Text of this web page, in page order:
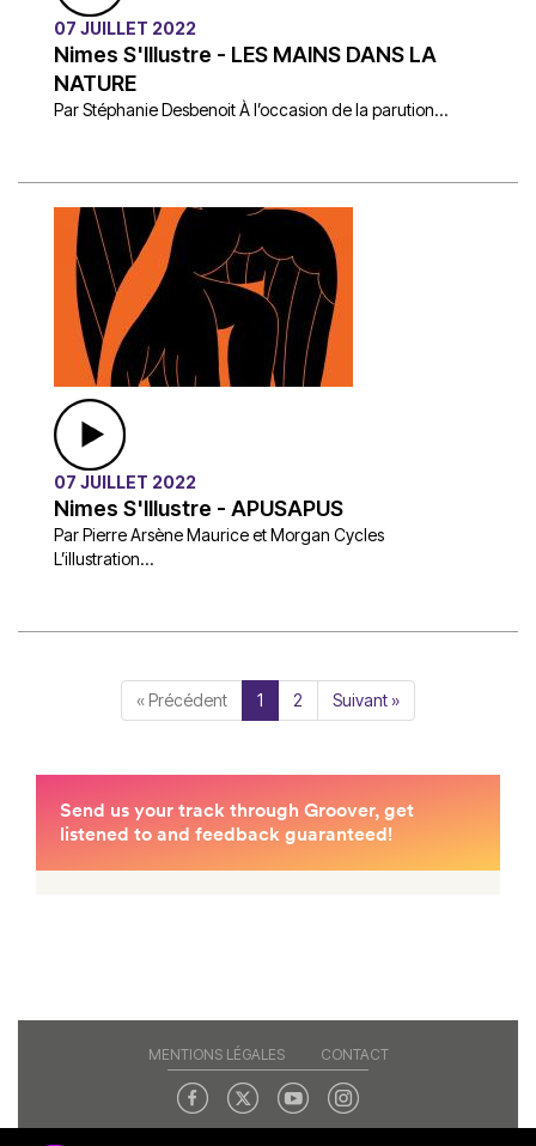
07 JUILLET 2022
Nimes S'Illustre - LES MAINS DANS LA
NATURE
Par Stéphanie Desbenoit À l’occasion de la parution...
07 JUILLET 2022
Nimes S'Illustre - APUSAPUS
Par Pierre Arsène Maurice et Morgan Cycles
L’illustration...
« Précédent 1 2 Suivant »
MENTIONS LÉGALES CONTACT